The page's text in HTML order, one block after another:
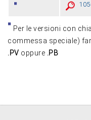
Per le versioni con
commessa speciale)
.PV oppure .PB